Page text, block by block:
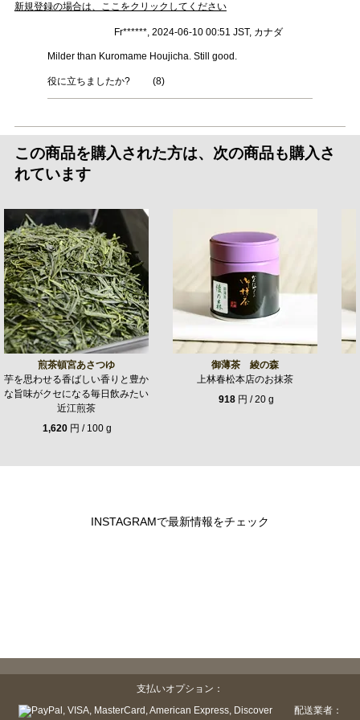
新規登録の場合は、ここをクリックしてください
Fr******, 2024-06-10 00:51 JST, カナダ
Milder than Kuromame Houjicha. Still good.
役に立ちましたか? (8)
この商品を購入された方は、次の商品も購入さ
れています
煎茶頓宮あさつゆ
芋を思わせる香ばしい香りと豊か
な旨味がクセになる毎日飲みたい
近江煎茶
1,620 円 / 100 g
御薄茶 綾の森
上林春松本店のお抹茶
918円 / 20 g
INSTAGRAMで最新情報をチェック
支払いオプション：
配送業者：